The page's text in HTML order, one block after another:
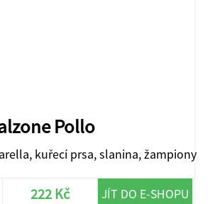
Pollo
kuřecí prsa, slanina, žampiony
222 Kč JÍT DO E-SHOPU